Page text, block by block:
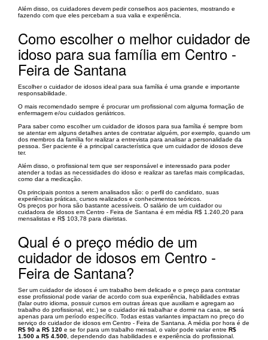
Além disso, os cuidadores devem pedir conselhos aos pacientes, mostrando e
fazendo com que eles percebam a sua valia e experiência.
Como escolher o melhor cuidador de
idoso para sua família em Centro -
Feira de Santana
Escolher o cuidador de idosos ideal para sua família é uma grande e importante
responsabilidade.
O mais recomendado sempre é procurar um profissional com alguma formação de
enfermagem e/ou cuidados geriátricos.
Para saber como escolher um cuidador de idosos para sua família é sempre bom
se atentar em alguns detalhes antes de contratar alguém, por exemplo, quando um
dos membros da família for realizar a entrevista para analisar a personalidade da
pessoa. Ser paciente é a principal característica que um cuidador de idosos deve
ter.
Além disso, o profissional tem que ser responsável e interessado para poder
atender a todas as necessidades do idoso e realizar as tarefas mais complicadas,
como dar a medicação.
Os principais pontos a serem analisados são: o perfil do candidato, suas
experiências práticas, cursos realizados e conhecimentos teóricos.
Os preços por hora são bastante acessíveis. O salário de um cuidador ou
cuidadora de idosos em Centro - Feira de Santana é em média R$ 1.240,20 para
mensalistas e R$ 103,78 para diaristas.
Qual é o preço médio de um
cuidador de idosos em Centro -
Feira de Santana?
Ser um cuidador de idosos é um trabalho bem delicado e o preço para contratar
esse profissional pode variar de acordo com sua experiência, habilidades extras
(falar outro idioma, possuir cursos em outras áreas que auxiliam e agregam ao
trabalho do profissional, etc.) se o cuidador irá trabalhar e dormir na casa, se será
apenas para um período específico. Todas estas variantes impactam no preço do
serviço do cuidador de idosos em Centro - Feira de Santana. A média por hora é de
R$ 90 a R$ 120 e se for para um trabalho mensal, o valor pode variar entre R$
1.500 a R$ 4.500 , dependendo das habilidades e experiência do profissional.